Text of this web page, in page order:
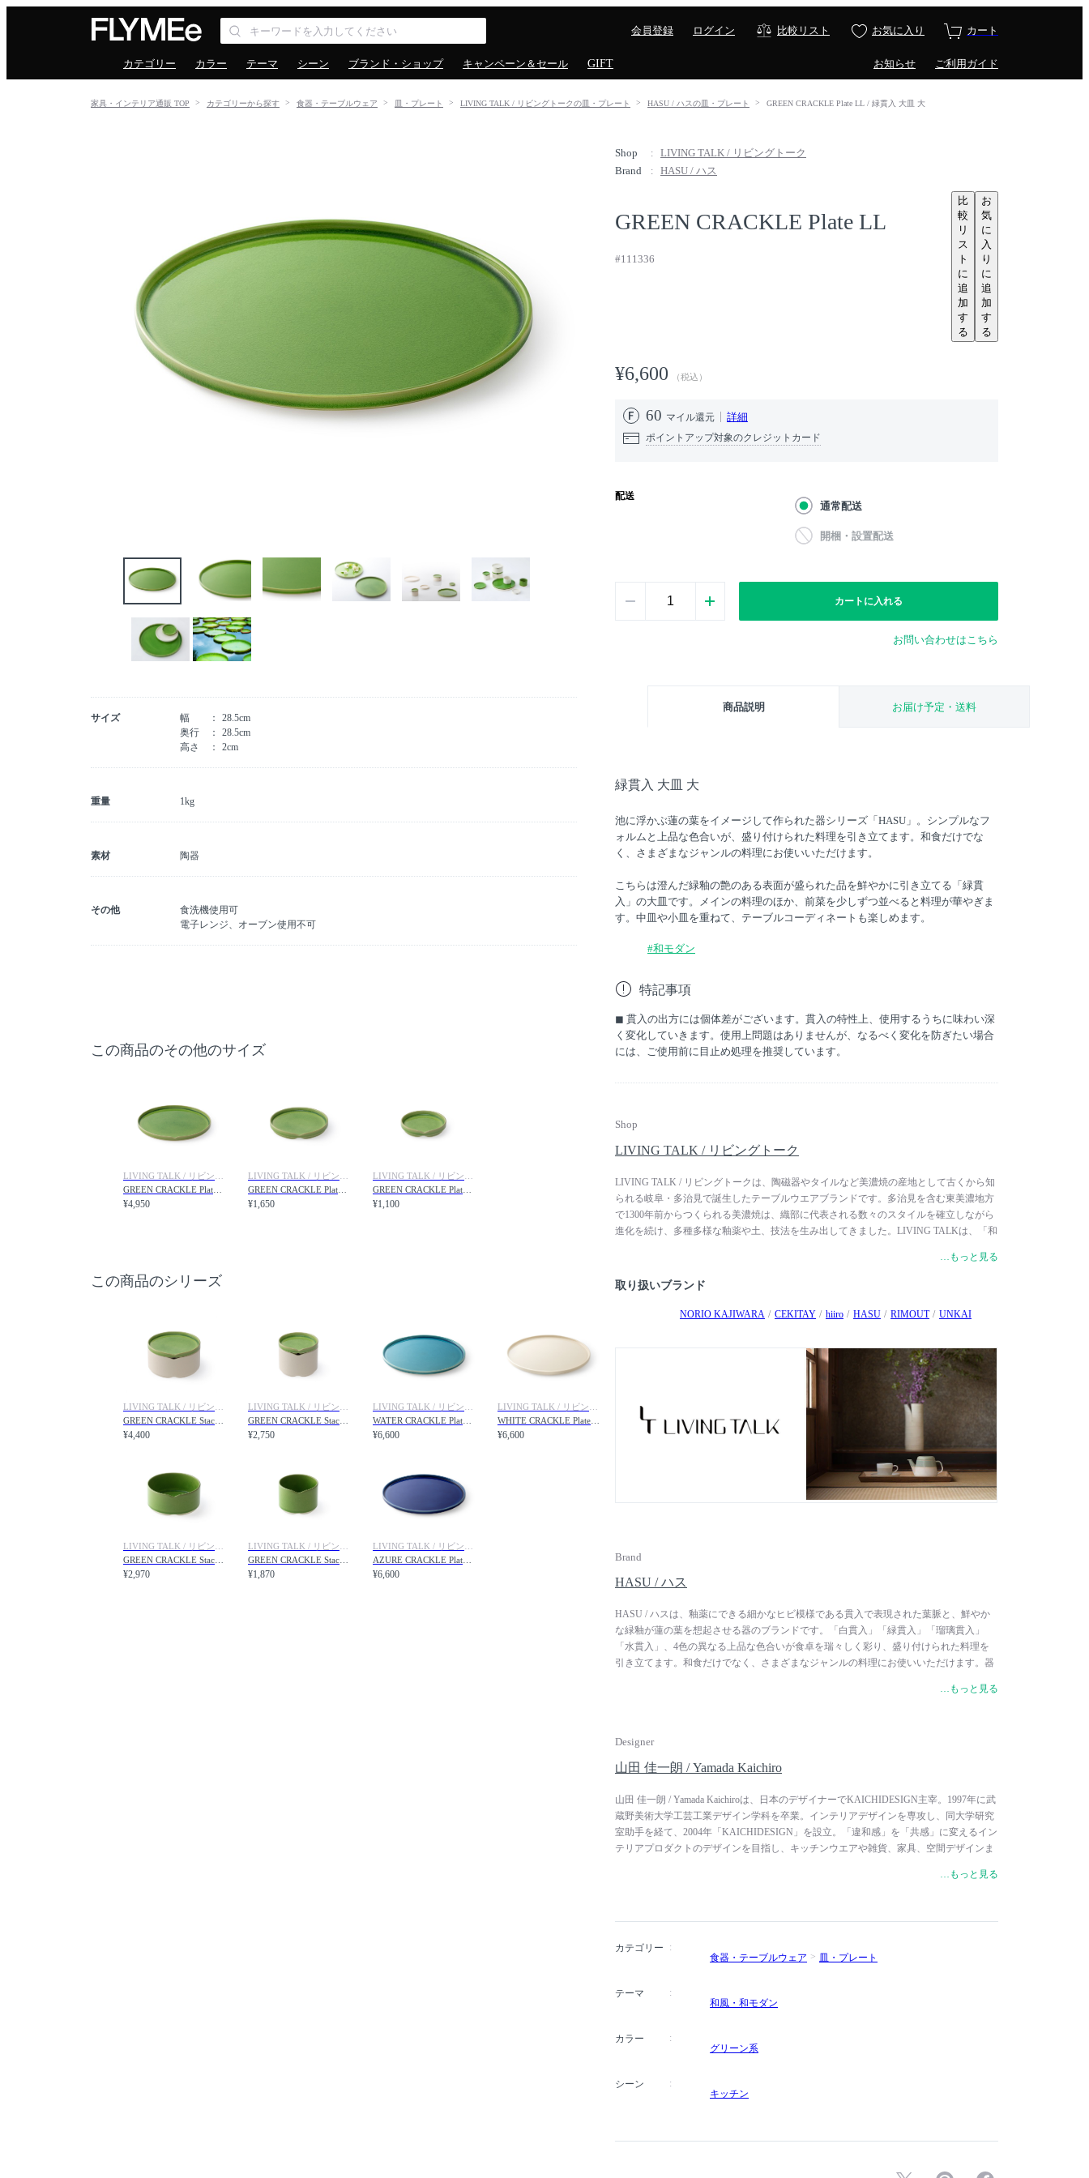
会員登録 ログイン 比較リスト お気に入り カート
カテゴリー カラー テーマ シーン ブランド・ショップ キャンペーン＆セール GIFT お知らせ ご利用ガイド
家具・インテリア通販 TOP カテゴリーから探す 食器・テーブルウェア 皿・プレート LIVING TALK / リビングトークの皿・プレート HASU / ハスの皿・プレート GREEN CRACKLE Plate LL / 緑貫入 大皿 大
Shop
LIVING TALK / リビングトーク
Brand
HASU / ハス
GREEN CRACKLE Plate LL
#111336
比
較
リ
ス
ト
に
追
加
す
る
お
気
に
入
り
に
追
加
す
る
¥6,600 （税込）
60 マイル還元 詳細
ポイントアップ対象のクレジットカード
配送
通常配送
開梱・設置配送
カートに入れる
お問い合わせはこちら
商品説明 お届け予定・送料
緑貫入 大皿 大
池に浮かぶ蓮の葉をイメージして作られた器シリーズ「HASU」。シンプルなフ
ォルムと上品な色合いが、盛り付けられた料理を引き立てます。和食だけでな
く、さまざまなジャンルの料理にお使いいただけます。
こちらは澄んだ緑釉の艶のある表面が盛られた品を鮮やかに引き立てる「緑貫
入」の大皿です。メインの料理のほか、前菜を少しずつ並べると料理が華やぎま
す。中皿や小皿を重ねて、テーブルコーディネートも楽しめます。
#和モダン
特記事項
◼︎ 貫入の出方には個体差がございます。貫入の特性上、使用するうちに味わい深
く変化していきます。使用上問題はありませんが、なるべく変化を防ぎたい場合
には、ご使用前に目止め処理を推奨しています。
Shop
LIVING TALK / リビングトーク
LIVING TALK / リビングトークは、陶磁器やタイルなど美濃焼の産地として古くから知
られる岐阜・多治見で誕生したテーブルウエアブランドです。多治見を含む東美濃地方
で1300年前からつくられる美濃焼は、織部に代表される数々のスタイルを確立しながら
進化を続け、多種多様な釉薬や土、技法を生み出してきました。LIVING TALKは、「和
ものづくりを目指しています。和紙に墨で書かれた行間、漆器の光を殺した静かな質
感、障子越しの柔らかな光の空間。今も息づく日本特有の「感覚」や「間隔」を器に落
とし込み、間合い、光、形、遊びなどが全ての製品で表現されています。
…もっと見る
取り扱いブランド
NORIO KAJIWARA CEKITAY hiiro HASU RIMOUT UNKAI
Brand
HASU / ハス
HASU / ハスは、釉薬にできる細かなヒビ模様である貫入で表現された葉脈と、鮮やか
な緑釉が蓮の葉を想起させる器のブランドです。「白貫入」「緑貫入」「瑠璃貫入」
「水貫入」、4色の異なる上品な色合いが食卓を瑞々しく彩り、盛り付けられた料理を
引き立てます。和食だけでなく、さまざまなジャンルの料理にお使いいただけます。器
皿の切れ目は箸置きやカトラリーレストの役割を果たしたり、機能性と意匠性を兼ね備
…もっと見る
Designer
山田 佳一朗 / Yamada Kaichiro
山田 佳一朗 / Yamada Kaichiroは、日本のデザイナーでKAICHIDESIGN主宰。1997年に武
蔵野美術大学工芸工業デザイン学科を卒業。インテリアデザインを専攻し、同大学研究
室助手を経て、2004年「KAICHIDESIGN」を設立。「違和感」を「共感」に変えるイン
テリアプロダクトのデザインを目指し、キッチンウエアや雑貨、家具、空間デザインま
ット・デザイン賞、2012年にはDesign for Asia Awardなど、世界のデザイン賞も受賞して
…もっと見る
カテゴリー
食器・テーブルウェア
皿・プレート
テーマ
和風・和モダン
カラー
グリーン系
シーン
キッチン
サイズ 幅
28.5cm
奥行
28.5cm
高さ
2cm
重量 1kg
素材 陶器
その他
食洗機使用可
電子レンジ、オーブン使用不可
この商品のその他のサイズ
¥4,950 ¥1,650 ¥1,100
この商品のシリーズ
¥4,400 ¥2,750 ¥6,600 ¥6,600
¥2,970 ¥1,870 ¥6,600